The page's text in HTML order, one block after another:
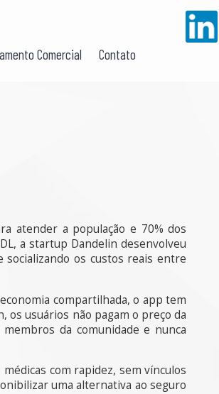
Comercial Contato
atender a população e 70% dos
a startup Dandelin desenvolveu
socializando os custos reais entre
compartilhada, o app tem
os usuários não pagam o preço da
da comunidade e nunca
com rapidez, sem vínculos
uma alternativa ao seguro